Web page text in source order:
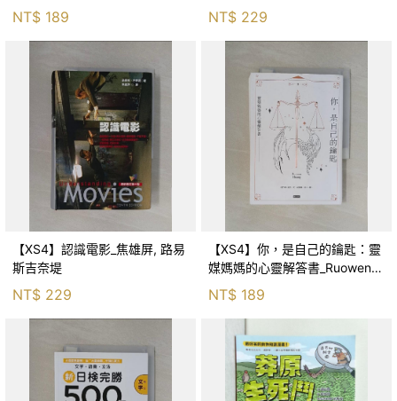
NT$ 189
森．海德, 李靜瑤
NT$ 229
【XS4】認識電影_焦雄屏, 路易
斯吉奈堤
NT$ 229
【XS4】你，是自己的鑰匙：靈
媒媽媽的心靈解答書_Ruowen
Huang
NT$ 189